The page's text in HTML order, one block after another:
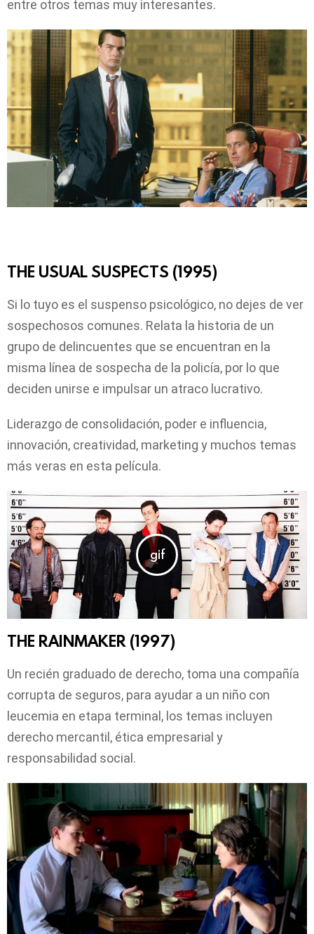
entre otros temas muy interesantes.
THE USUAL SUSPECTS (1995)
Si lo tuyo es el suspenso psicológico, no dejes de ver
sospechosos comunes. Relata la historia de un
grupo de delincuentes que se encuentran en la
misma línea de sospecha de la policía, por lo que
deciden unirse e impulsar un atraco lucrativo.
Liderazgo de consolidación, poder e influencia,
innovación, creatividad, marketing y muchos temas
más veras en esta película.
THE RAINMAKER (1997)
Un recién graduado de derecho, toma una compañía
corrupta de seguros, para ayudar a un niño con
leucemia en etapa terminal, los temas incluyen
derecho mercantil, ética empresarial y
responsabilidad social.